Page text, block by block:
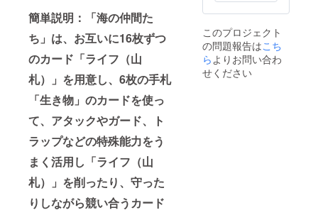
簡単説明：「海の仲間た
ち」は、お互いに16枚ずつ
のカード「ライフ（山
札）」を用意し、6枚の手札
「生き物」のカードを使っ
て、アタックやガード、ト
ラップなどの特殊能力をう
まく活用し「ライフ（山
札）」を削ったり、守った
りしながら競い合うカード
このプロジェクト
の問題報告はこち
ら よりお問い合わ
せください